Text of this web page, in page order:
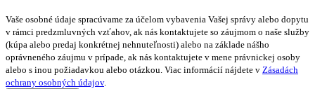
Vaše osobné údaje spracúvame za účelom vybavenia Vašej správy alebo dopytu
v rámci predzmluvných vzťahov, ak nás kontaktujete so záujmom o naše služby
(kúpa alebo predaj konkrétnej nehnuteľnosti) alebo na základe nášho
oprávneného záujmu v prípade, ak nás kontaktujete v mene právnickej osoby
alebo s inou požiadavkou alebo otázkou. Viac informácií nájdete v Zásadách
ochrany osobných údajov.